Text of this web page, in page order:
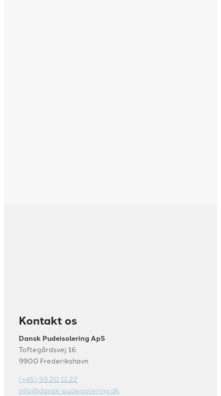
Kontakt os
Dansk Pudeisolering ApS
Toftegårdsvej 16
9900 Frederikshavn
(+45) 93 20 11 22
info@dansk-pudeisolering.dk